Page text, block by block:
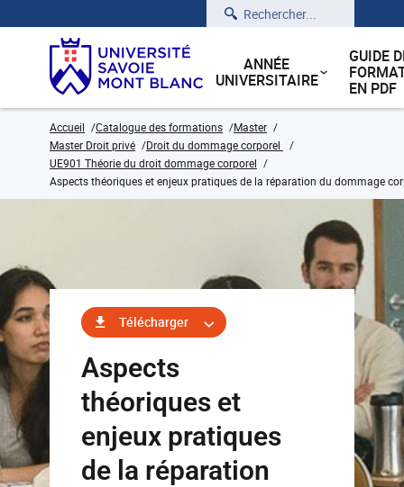
Rechercher
ANNÉE
UNIVERSITAIRE
GUIDE
EN PDF
Accueil Catalogue des formations
Master
Master Droit privé
Droit du dommage corporel
UE901 Théorie du droit dommage corporel
Aspects théoriques et enjeux pratiques de la réparation du dommage
Télécharger
Aspects
théoriques et
enjeux pratiques
de la réparation